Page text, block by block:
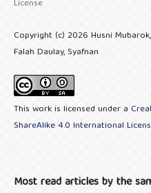
License
Copyright (c) 2026 Husni
Falah Daulay, Syafnan
This work is licensed under a
ShareAlike 4.0 International
Most read articles by the